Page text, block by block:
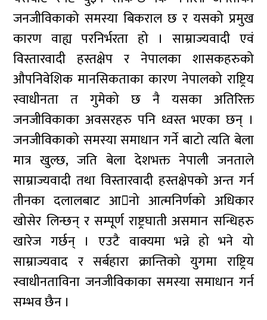
जनजीविकाको समस्या बिकराल छ र यसको प्रमुख
कारण वाह्य परनिर्भरता हो । साम्राज्यवादी एवं
विस्तारवादी हस्तक्षेप र नेपालका शासकहरुको
औपनिवेशिक मानसिकताका कारण नेपालको राष्ट्रिय
स्वाधीनता त गुमेको छ नै यसका अतिरिक्त
जनजीविकाका अवसरहरु पनि ध्वस्त भएका छन् ।
जनजीविकाको समस्या समाधान गर्ने बाटो त्यति बेला
मात्र खुल्छ, जति बेला देशभक्त नेपाली जनताले
साम्राज्यवादी तथा विस्तारवादी हस्तक्षेपको अन्त गर्न
तीनका दलालबाट आनो आत्मनिर्णको अधिकार
खोसेर लिन्छन् र सम्पूर्ण राष्ट्रघाती असमान सन्धिहरु
खारेज गर्छन् । एउटै वाक्यमा भन्ने हो भने यो
साम्राज्यवाद र सर्बहारा क्रान्तिको युगमा राष्ट्रिय
स्वाधीनताविना जनजीविकाका समस्या समाधान गर्न
सम्भव छैन ।